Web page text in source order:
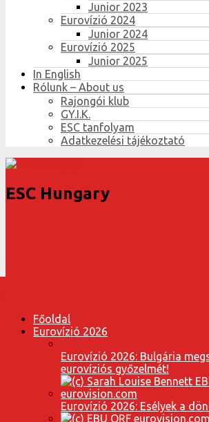
Junior 2023
Eurovízió 2024
Junior 2024
Eurovízió 2025
Junior 2025
In English
Rólunk – About us
Rajongói klub
GY.I.K.
ESC tanfolyam
Adatkezelési tájékoztató
ESC Hungary
Főoldal
Eurovízió 2026
Eurovízió 2026: Bulgária
eurovíziós győzelmét!
Eurovízió 2026: Esélyek a